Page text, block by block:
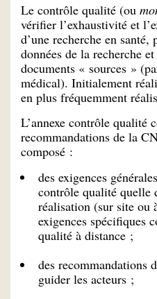
Le contrôle qualité (ou
vérifier l’exhaustivité et
d’une recherche en
données de la recherche
documents « sources »
médical). Initialement
en plus fréquemment
L’annexe contrôle qualité
recommandations de la
composé :
des exigences
contrôle qualité quelle
réalisation (sur site ou
exigences spécifiques
qualité à distance ;
des recommandations
guider les acteurs ;